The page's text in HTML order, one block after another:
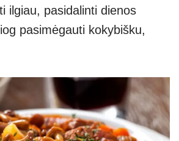
ilgiau, pasidalinti dienos
pasimėgauti kokybišku,